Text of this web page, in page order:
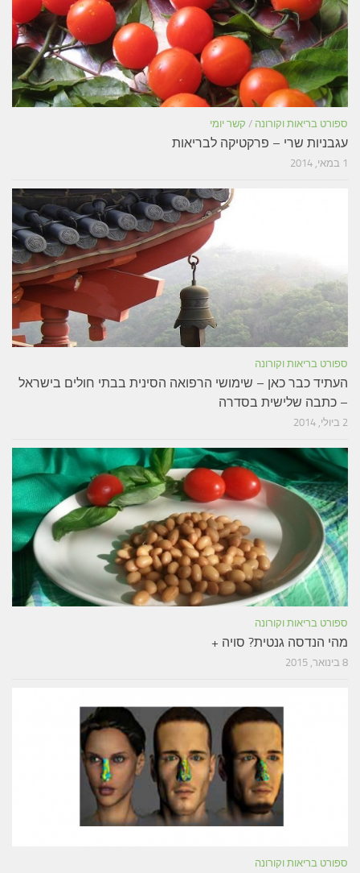
ספורט בריאות וקורונה / קשר יומי
עגבניות שרי – פרקטיקה לבריאות
1 במאי, 2014
ספורט בריאות וקורונה
העתיד כבר כאן – שימושי הרפואה הסינית בבתי חולים בישראל
– כתבה שלישית בסדרה
2 ביולי, 2014
ספורט בריאות וקורונה
מהי הנדסה גנטית? סויה +
8 בינואר, 2015
ספורט בריאות וקורונה